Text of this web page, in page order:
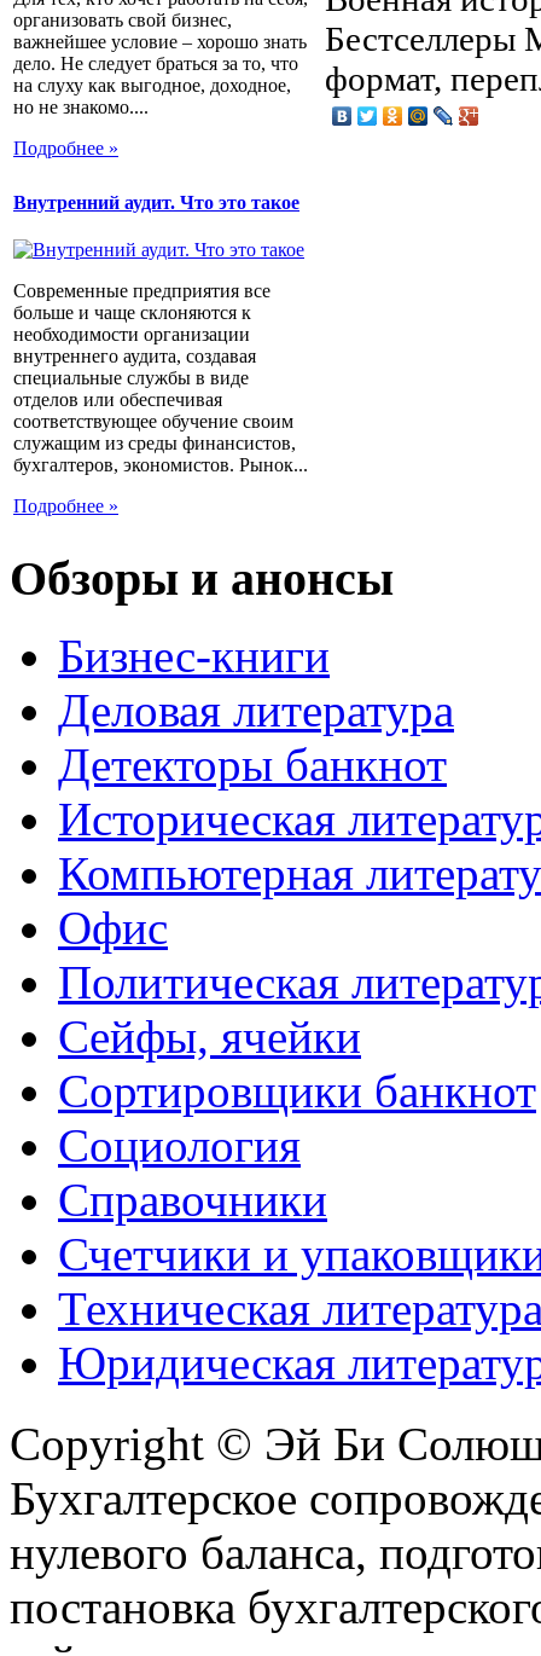
организовать свой бизнес,
важнейшее условие – хорошо знать
дело. Не следует браться за то, что
на слуху как выгодное, доходное,
но не знакомо....
Подробнее »
Внутренний аудит. Что это такое
Современные предприятия все
больше и чаще склоняются к
необходимости организации
внутреннего аудита, создавая
специальные службы в виде
отделов или обеспечивая
соответствующее обучение своим
служащим из среды финансистов,
бухгалтеров, экономистов. Рынок...
Подробнее »
Бестселлеры
формат,
Обзоры и анонсы
Бизнес-книги
Деловая литература
Детекторы банкнот
Историческая
Компьютерная
Офис
Политическая
Сейфы, ячейки
Сортировщики банкнот
Социология
Справочники
Счетчики и
Техническая
Юридическая
Copyright © Эй Би
Бухгалтерское
нулевого баланса,
постановка